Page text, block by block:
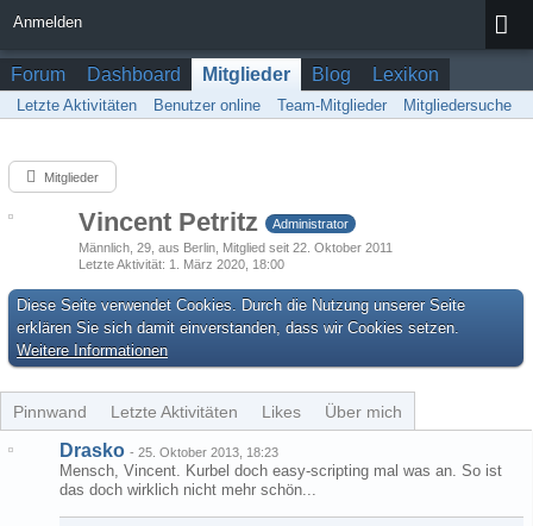
Anmelden
Forum Dashboard Mitglieder Blog Lexikon
Letzte Aktivitäten Benutzer online Team-Mitglieder Mitgliedersuche
Mitglieder
Vincent Petritz
Administrator
Männlich 29 aus Berlin Mitglied seit 22. Oktober 2011
Letzte Aktivität 1. März 2020, 18:00
Diese Seite verwendet Cookies. Durch die Nutzung unserer Seite
erklären Sie sich damit einverstanden, dass wir Cookies setzen.
Weitere Informationen
Pinnwand Letzte Aktivitäten Likes Über mich
Drasko - 25. Oktober 2013, 18:23
Mensch, Vincent. Kurbel doch easy-scripting mal was an. So ist
das doch wirklich nicht mehr schön...